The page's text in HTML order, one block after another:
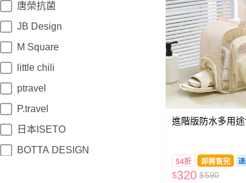
唐榮抗菌
JB Design
M Square
little chili
ptravel
P.travel
日本ISETO
BOTTA DESIGN
進階版防水多用
54折 即將售完
$320 $590